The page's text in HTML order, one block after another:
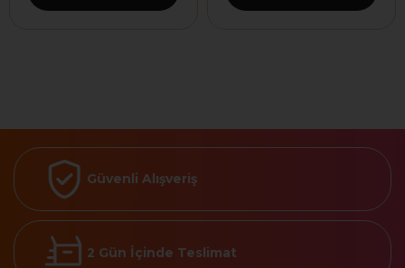
Güvenli Alışveriş
2 Gün İçinde Teslimat